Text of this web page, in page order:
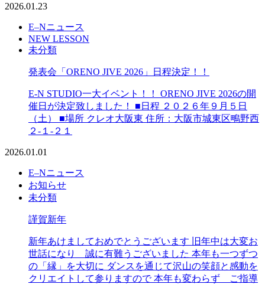
2026.01.23
E–Nニュース
NEW LESSON
未分類
発表会「ORENO JIVE 2026」日程決定！！
E-N STUDIO一大イベント！！ ORENO JIVE 2026の開
催日が決定致しました！ ■日程 ２０２６年９月５日
（土） ■場所 クレオ大阪東 住所：大阪市城東区鴫野西
２-１-２１
2026.01.01
E–Nニュース
お知らせ
未分類
謹賀新年
新年あけましておめでとうございます 旧年中は大変お
世話になり 誠に有難うございました 本年も一つずつ
の「縁」を大切に ダンスを通じて沢山の笑顔と感動を
クリエイトして参りますので 本年も変わらず ご指導